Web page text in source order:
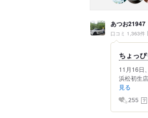
あつお21947
口コミ 1,363件
ちょっ
11月16日
浜松初生
見る
255 ？